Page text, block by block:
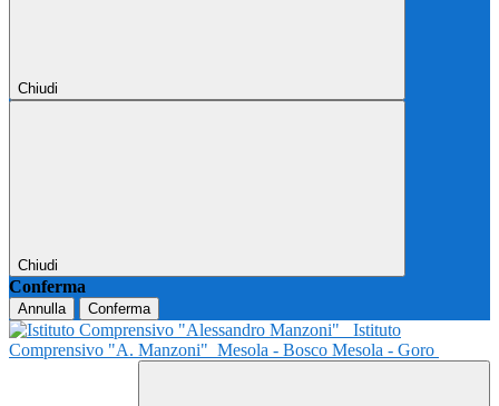
Chiudi
Chiudi
Conferma
Annulla Conferma
Istituto
Comprensivo "A. Manzoni" Mesola - Bosco Mesola - Goro